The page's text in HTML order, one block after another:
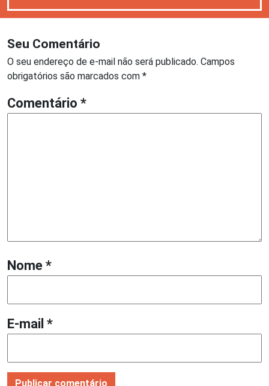
Seu Comentário
O seu endereço de e-mail não será publicado. Campos
obrigatórios são marcados com *
Comentário *
Nome *
E-mail *